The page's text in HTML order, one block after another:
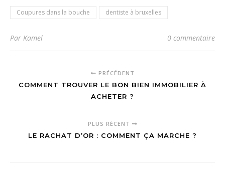
Coupures dans la bouche dentiste à bruxelles
Par Kamel 0 commentaire
PRÉCÉDENT
COMMENT TROUVER LE BON BIEN IMMOBILIER À
ACHETER ?
PLUS RÉCENT
LE RACHAT D’OR : COMMENT ÇA MARCHE ?